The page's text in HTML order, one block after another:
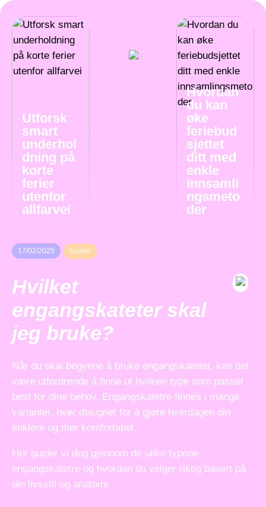
Utforsk
smart
underhol
dning på
korte
ferier
utenfor
allfarvei
Hvordan
du kan
øke
feriebud
sjettet
ditt med
enkle
innsamli
ngsmeto
der
17/02/2025 Guider
Hvilket
engangskateter skal
jeg bruke?
Når du skal begynne å bruke engangskateter, kan det
være utfordrende å finne ut hvilken type som passer
best for dine behov. Engangskatetre finnes i mange
varianter, hver designet for å gjøre hverdagen din
enklere og mer komfortabel.
Her guider vi deg gjennom de ulike typene
engangskatetre og hvordan du velger riktig basert på
din livsstil og anatomi.